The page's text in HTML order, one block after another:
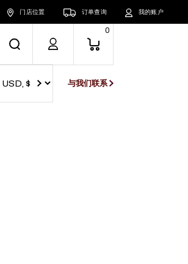
门店位置 订单查询 我的账户
0
与我们联系